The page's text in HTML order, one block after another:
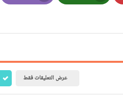
Whatsapp
Email
عرض التعليقات فقط